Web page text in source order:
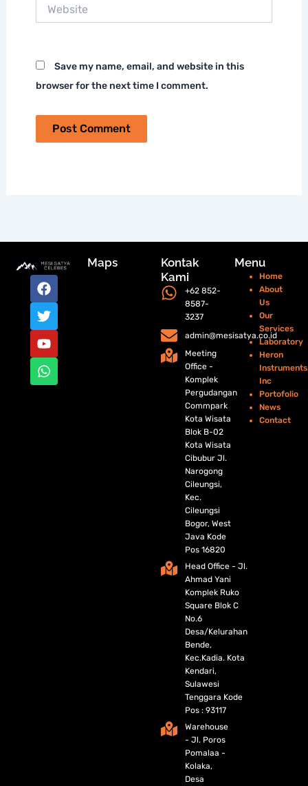
Save my name, email, and website in this
browser for the next time I comment.
F
a
c
e
b
o
o
k
T
w
i
t
t
e
r
Y
o
u
t
u
b
e
W
h
a
t
s
a
p
p
Maps
Kontak
Kami
+62 852-
8587-
3237
admin@mesisatya.co.id
Meeting
Office -
Komplek
Pergudangan
Commpark
Kota Wisata
Blok B-02
Kota Wisata
Cibubur Jl.
Narogong
Cileungsi,
Kec.
Cileungsi
Bogor, West
Java Kode
Pos 16820
Head Office - Jl.
Ahmad Yani
Komplek Ruko
Square Blok C
No.6
Desa/Kelurahan
Bende,
Kec.Kadia. Kota
Kendari,
Sulawesi
Tenggara Kode
Pos : 93117
Warehouse
- Jl. Poros
Pomalaa -
Kolaka,
Desa
Menu
Home
About
Us
Our
Services
Laboratory
Heron
Inc
Portofolio
News
Contact